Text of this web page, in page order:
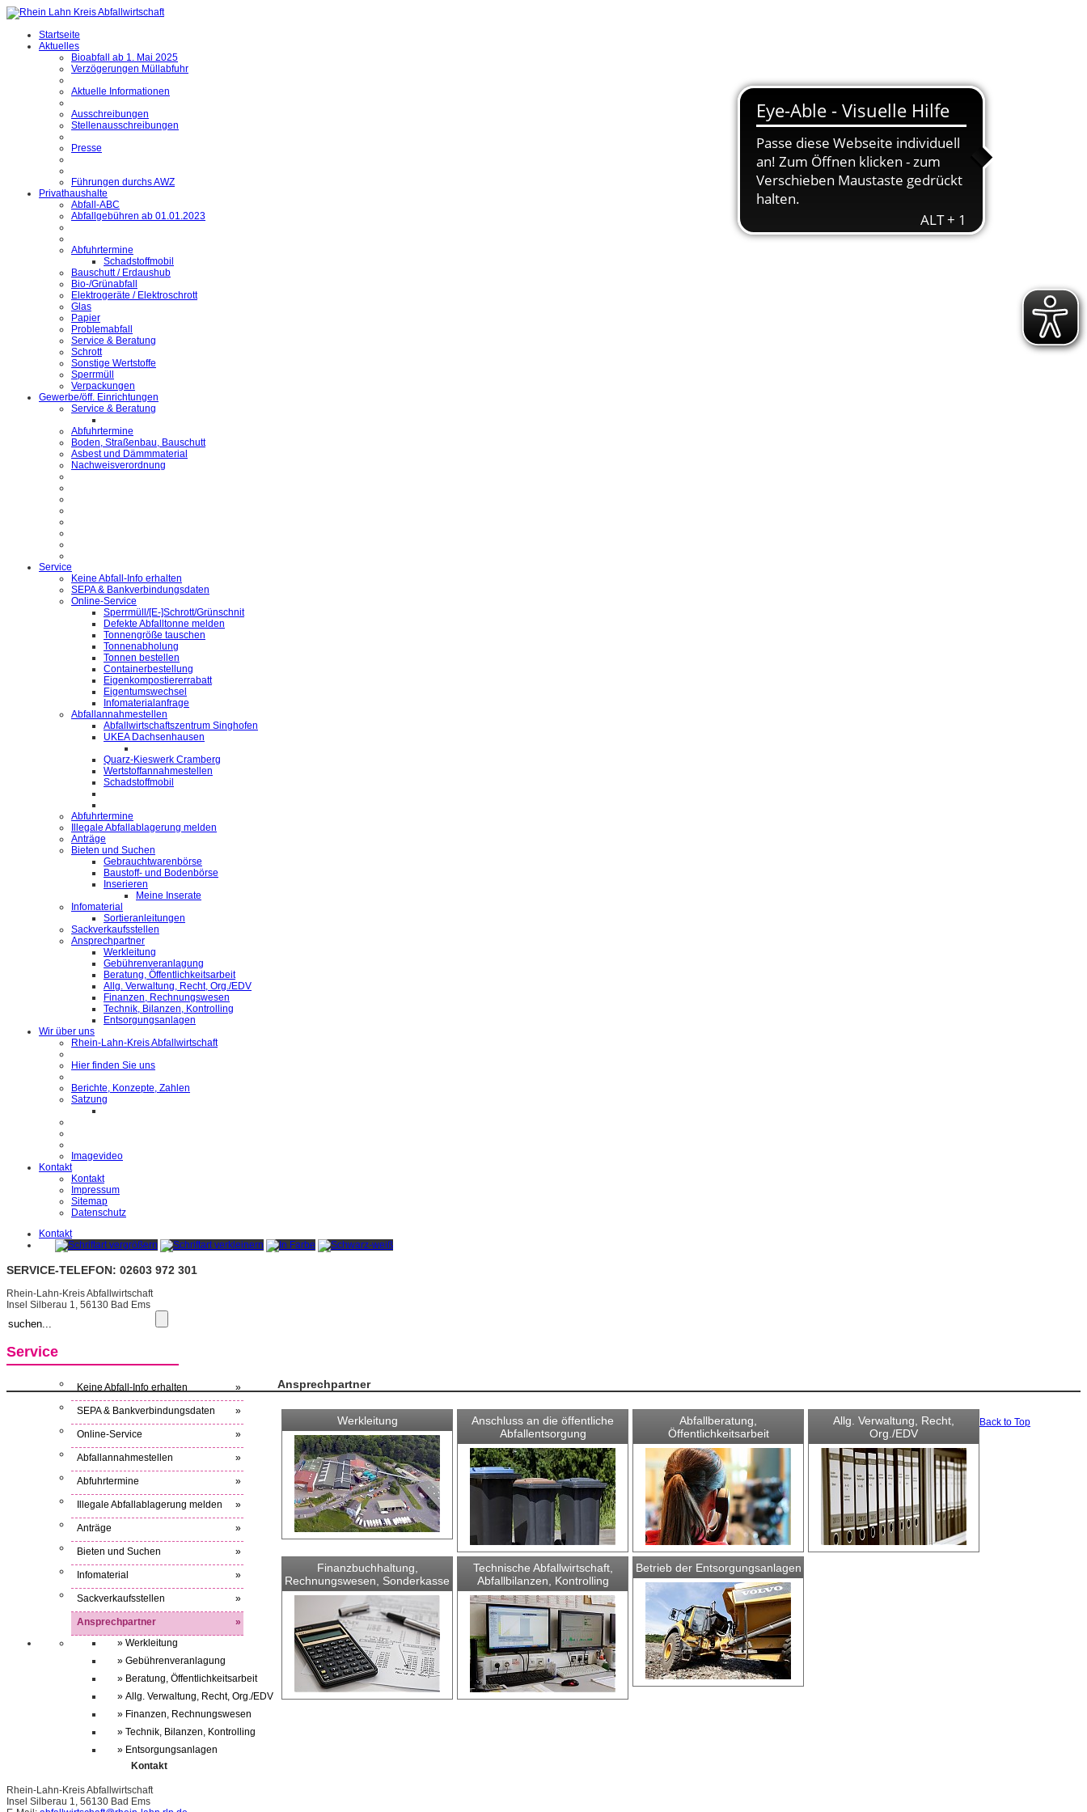
Startseite
Aktuelles
Bioabfall ab 1. Mai 2025
Verzögerungen Müllabfuhr
Aktuelle Informationen
Ausschreibungen
Stellenausschreibungen
Presse
Führungen durchs AWZ
Privathaushalte
Abfall-ABC
Abfallgebühren ab 01.01.2023
Abfuhrtermine
Schadstoffmobil
Bauschutt / Erdaushub
Bio-/Grünabfall
Elektrogeräte / Elektroschrott
Glas
Papier
Problemabfall
Service & Beratung
Schrott
Sonstige Wertstoffe
Sperrmüll
Verpackungen
Gewerbe/öff. Einrichtungen
Service & Beratung
Abfuhrtermine
Boden, Straßenbau, Bauschutt
Asbest und Dämmmaterial
Nachweisverordnung
Service
Keine Abfall-Info erhalten
SEPA & Bankverbindungsdaten
Online-Service
Sperrmüll/[E-]Schrott/Grünschnit
Defekte Abfalltonne melden
Tonnengröße tauschen
Tonnenabholung
Tonnen bestellen
Containerbestellung
Eigenkompostiererrabatt
Eigentumswechsel
Infomaterialanfrage
Abfallannahmestellen
Abfallwirtschaftszentrum Singhofen
UKEA Dachsenhausen
Quarz-Kieswerk Cramberg
Wertstoffannahmestellen
Schadstoffmobil
Abfuhrtermine
Illegale Abfallablagerung melden
Anträge
Bieten und Suchen
Gebrauchtwarenbörse
Baustoff- und Bodenbörse
Inserieren
Meine Inserate
Infomaterial
Sortieranleitungen
Sackverkaufsstellen
Ansprechpartner
Werkleitung
Gebührenveranlagung
Beratung, Öffentlichkeitsarbeit
Allg. Verwaltung, Recht, Org./EDV
Finanzen, Rechnungswesen
Technik, Bilanzen, Kontrolling
Entsorgungsanlagen
Wir über uns
Rhein-Lahn-Kreis Abfallwirtschaft
Hier finden Sie uns
Berichte, Konzepte, Zahlen
Satzung
Imagevideo
Kontakt
Kontakt
Impressum
Sitemap
Datenschutz
Kontakt
SERVICE-TELEFON: 02603 972 301
Rhein-Lahn-Kreis Abfallwirtschaft
Insel Silberau 1, 56130 Bad Ems
Service
Keine Abfall-Info erhalten »
SEPA & Bankverbindungsdaten »
Online-Service »
Abfallannahmestellen »
Abfuhrtermine »
Illegale Abfallablagerung melden »
Anträge »
Bieten und Suchen »
Infomaterial »
Sackverkaufsstellen »
Ansprechpartner
»
» Werkleitung
» Gebührenveranlagung
» Beratung, Öffentlichkeitsarbeit
» Allg. Verwaltung, Recht, Org./EDV
» Finanzen, Rechnungswesen
» Technik, Bilanzen, Kontrolling
» Entsorgungsanlagen
Ansprechpartner
Werkleitung
Anschluss an die öffentliche
Abfallentsorgung
Abfallberatung,
Öffentlichkeitsarbeit
Allg. Verwaltung, Recht,
Org./EDV
Finanzbuchhaltung,
Rechnungswesen, Sonderkasse
Technische Abfallwirtschaft,
Abfallbilanzen, Kontrolling
Betrieb der Entsorgungsanlagen
Back to Top
Kontakt
Rhein-Lahn-Kreis Abfallwirtschaft
Insel Silberau 1, 56130 Bad Ems